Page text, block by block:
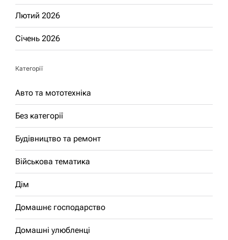
Лютий 2026
Січень 2026
Категорії
Авто та мототехніка
Без категорії
Будівництво та ремонт
Військова тематика
Дім
Домашнє господарство
Домашні улюбленці